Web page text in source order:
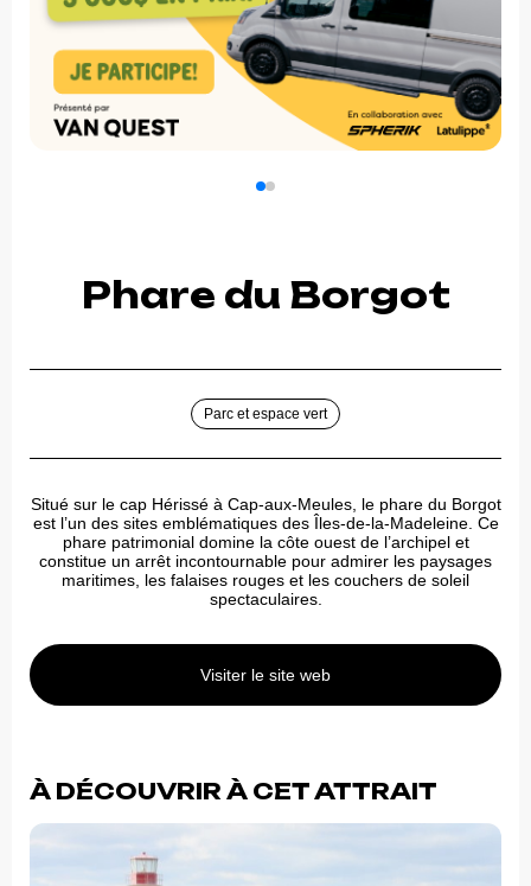
Phare du Borgot
Parc et espace vert
Situé sur le cap Hérissé à Cap-aux-Meules, le phare du Borgot
est l’un des sites emblématiques des Îles-de-la-Madeleine. Ce
phare patrimonial domine la côte ouest de l’archipel et
constitue un arrêt incontournable pour admirer les paysages
maritimes, les falaises rouges et les couchers de soleil
spectaculaires.
Visiter le site web
À DÉCOUVRIR À CET ATTRAIT